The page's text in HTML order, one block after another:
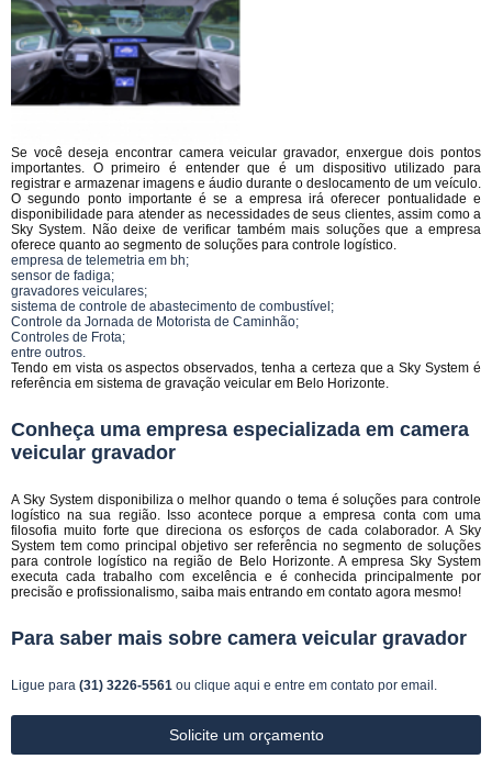
Se você deseja encontrar camera veicular gravador, enxergue dois pontos
importantes. O primeiro é entender que é um dispositivo utilizado para
registrar e armazenar imagens e áudio durante o deslocamento de um veículo.
O segundo ponto importante é se a empresa irá oferecer pontualidade e
disponibilidade para atender as necessidades de seus clientes, assim como a
Sky System. Não deixe de verificar também mais soluções que a empresa
oferece quanto ao segmento de soluções para controle logístico.
empresa de telemetria em bh;
sensor de fadiga;
gravadores veiculares;
sistema de controle de abastecimento de combustível;
Controle da Jornada de Motorista de Caminhão;
Controles de Frota;
entre outros.
Tendo em vista os aspectos observados, tenha a certeza que a Sky System é
referência em sistema de gravação veicular em Belo Horizonte.
Conheça uma empresa especializada em camera
veicular gravador
A Sky System disponibiliza o melhor quando o tema é soluções para controle
logístico na sua região. Isso acontece porque a empresa conta com uma
filosofia muito forte que direciona os esforços de cada colaborador. A Sky
System tem como principal objetivo ser referência no segmento de soluções
para controle logístico na região de Belo Horizonte. A empresa Sky System
executa cada trabalho com excelência e é conhecida principalmente por
precisão e profissionalismo, saiba mais entrando em contato agora mesmo!
Para saber mais sobre camera veicular gravador
Ligue para (31) 3226-5561 ou clique aqui e entre em contato por email.
Solicite um orçamento